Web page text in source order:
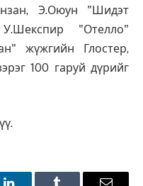
Э.Оюун "Шидэт
"Отелло"
жүжгийн Глостер,
100 гаруй дүрийг